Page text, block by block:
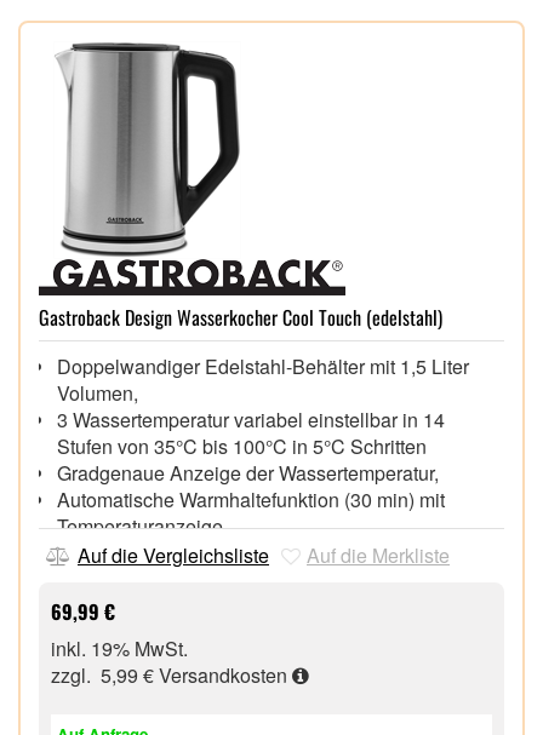
Gastroback Design Wasserkocher Cool Touch (edelstahl)
Doppelwandiger Edelstahl-Behälter mit 1,5 Liter
Volumen,
3 Wassertemperatur variabel einstellbar in 14
Stufen von 35°C bis 100°C in 5°C Schritten
Gradgenaue Anzeige der Wassertemperatur,
Automatische Warmhaltefunktion (30 min) mit
Temperaturanzeige,
Schnelles Erhitzen (2.200 Watt Leistung),
Ergonomischer Handgriff,
Beleuchteter Ein- und Ausschalter,
Akustisches Signal, Abschaltautomatik und
Trockengehschutz,
Auf die Vergleichsliste Auf die Merkliste
69,99 €
inkl. 19% MwSt.
zzgl. 5,99 €Versandkosten